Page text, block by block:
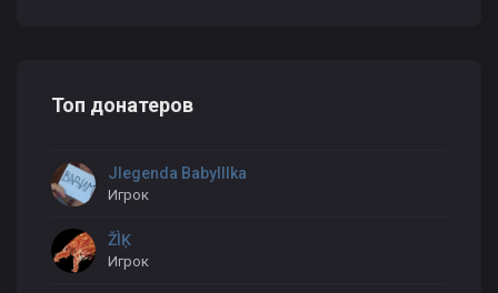
Топ донатеров
JIegenda Babylllka
Игрок
ŽÌĶ
Игрок